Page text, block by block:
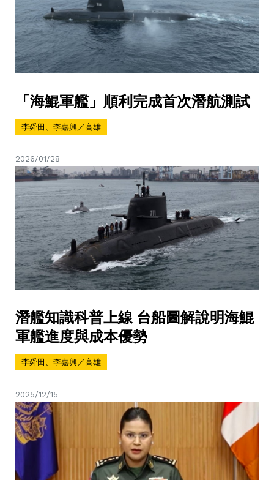
「海鯤軍艦」順利完成首次潛航測試
李舜田、李嘉興／高雄
2026/01/28
潛艦知識科普上線 台船圖解說明海鯤
軍艦進度與成本優勢
李舜田、李嘉興／高雄
2025/12/15